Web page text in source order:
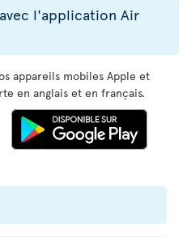
l'application Air
appareils mobiles Apple et
en anglais et en français.